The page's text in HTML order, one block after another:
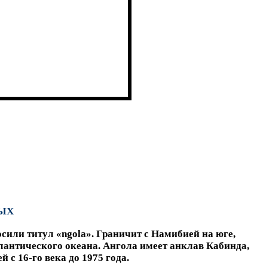
титул «ngola». Граничит с Намибией на юге,
океана. Ангола имеет анклав Кабинда,
с 16-го века до 1975 года.